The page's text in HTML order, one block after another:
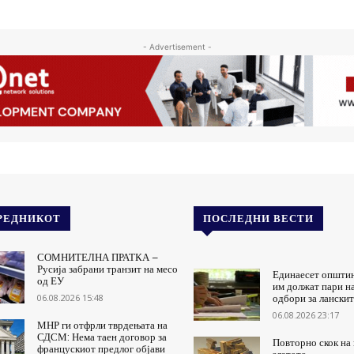
- Advertisement -
СОМНИТЕЛНА ПРАТКА –
Русија забрани транзит на месо
од ЕУ
06.08.2026 15:48
МНР ги отфрли тврдењата на
СДСМ: Нема таен договор за
францускиот предлог објави
ПОСЛЕДНИ ВЕСТИ
Единаесет
им должат пари
одбори за
06.08.2026 23:17
Повторно скок на